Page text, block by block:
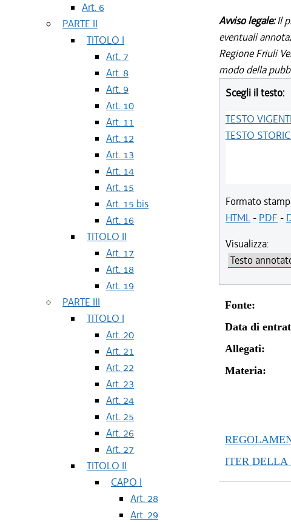
Art. 6
PARTE II
TITOLO I
Art. 7
Art. 8
Art. 9
Art. 10
Art. 11
Art. 12
Art. 13
Art. 14
Art. 15
Art. 15 bis
Art. 16
TITOLO II
Art. 17
Art. 18
Art. 19
PARTE III
TITOLO I
Art. 20
Art. 21
Art. 22
Art. 23
Art. 24
Art. 25
Art. 26
Art. 27
TITOLO II
CAPO I
Art. 28
Art. 29
Avviso legale:Il
eventuali
Regione Friuli
modo della
Scegli il testo:
TESTO
TESTO
Formato
HTML- PDF -
Visualizza:
Fonte:
Data di
Allegati:
Materia:
ITER DELLA